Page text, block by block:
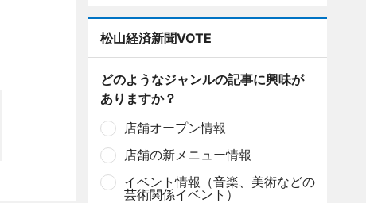
松山経済新聞VOTE
どのようなジャンルの記事に興味が
ありますか？
店舗オープン情報
店舗の新メニュー情報
イベント情報（音楽、美術などの
芸術関係イベント）